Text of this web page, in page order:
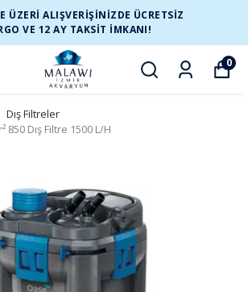
ÜZERİ ALIŞVERİŞİNİZDE ÜCRETSİZ
VE 12 AY TAKSİT İMKANI!
0
Dış Filtreler
850 Dış Filtre 1500 L/H